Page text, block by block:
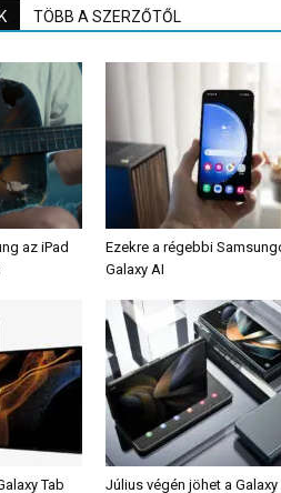
TÖBB A SZERZŐTŐL
az iPad
Ezekre a régebbi
Galaxy AI
Tab Július végén jöhet a